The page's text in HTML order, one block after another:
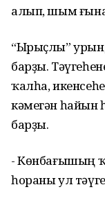
алып, шым
“Ырыҫлы”
барҙы.
ҡалһа,
кәмегән һайын
барҙы.
- Көнбағышың
һораны ул